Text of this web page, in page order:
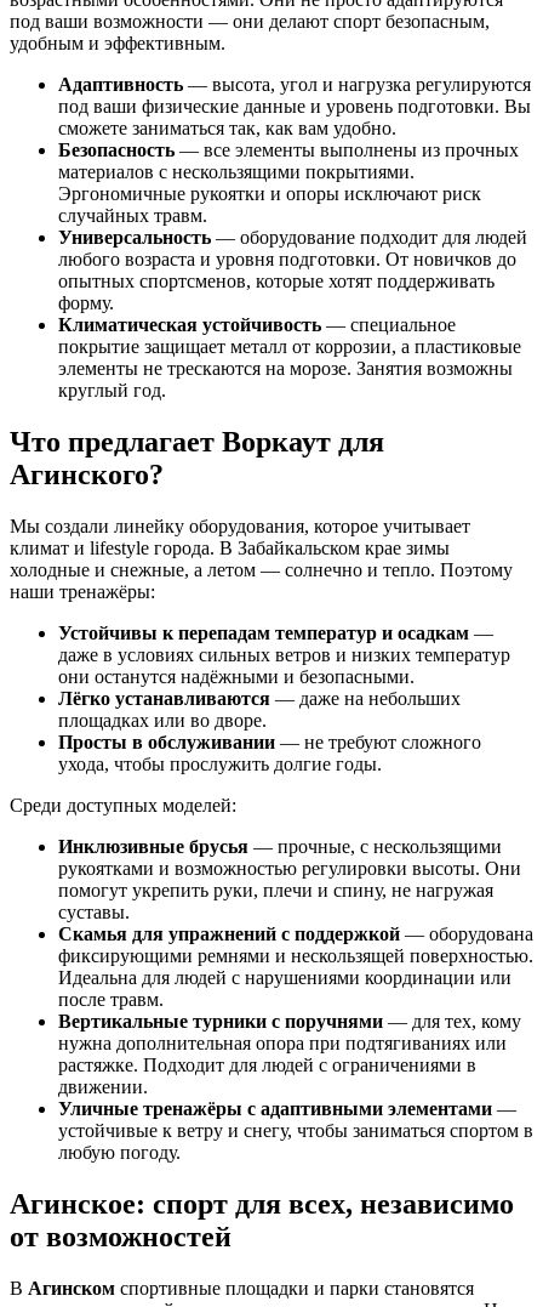
под ваши возможности — они делают спорт безопасным,
удобным и эффективным.
Адаптивность — высота, угол и нагрузка регулируются
под ваши физические данные и уровень подготовки. Вы
сможете заниматься так, как вам удобно.
Безопасность — все элементы выполнены из прочных
материалов с нескользящими покрытиями.
Эргономичные рукоятки и опоры исключают риск
случайных травм.
Универсальность — оборудование подходит для людей
любого возраста и уровня подготовки. От новичков до
опытных спортсменов, которые хотят поддерживать
форму.
Климатическая устойчивость — специальное
покрытие защищает металл от коррозии, а пластиковые
элементы не трескаются на морозе. Занятия возможны
круглый год.
Что предлагает Воркаут для
Агинского?
Мы создали линейку оборудования, которое учитывает
климат и lifestyle города. В Забайкальском крае зимы
холодные и снежные, а летом — солнечно и тепло. Поэтому
наши тренажёры:
Устойчивы к перепадам температур и осадкам —
даже в условиях сильных ветров и низких температур
они останутся надёжными и безопасными.
Лёгко устанавливаются — даже на небольших
площадках или во дворе.
Просты в обслуживании — не требуют сложного
ухода, чтобы прослужить долгие годы.
Среди доступных моделей:
Инклюзивные брусья — прочные, с нескользящими
рукоятками и возможностью регулировки высоты. Они
помогут укрепить руки, плечи и спину, не нагружая
суставы.
Скамья для упражнений с поддержкой — оборудована
фиксирующими ремнями и нескользящей поверхностью.
Идеальна для людей с нарушениями координации или
после травм.
Вертикальные турники с поручнями — для тех, кому
нужна дополнительная опора при подтягиваниях или
растяжке. Подходит для людей с ограничениями в
движении.
Уличные тренажёры с адаптивными элементами —
устойчивые к ветру и снегу, чтобы заниматься спортом в
любую погоду.
Агинское: спорт для всех, независимо
от возможностей
В Агинском спортивные площадки и парки становятся